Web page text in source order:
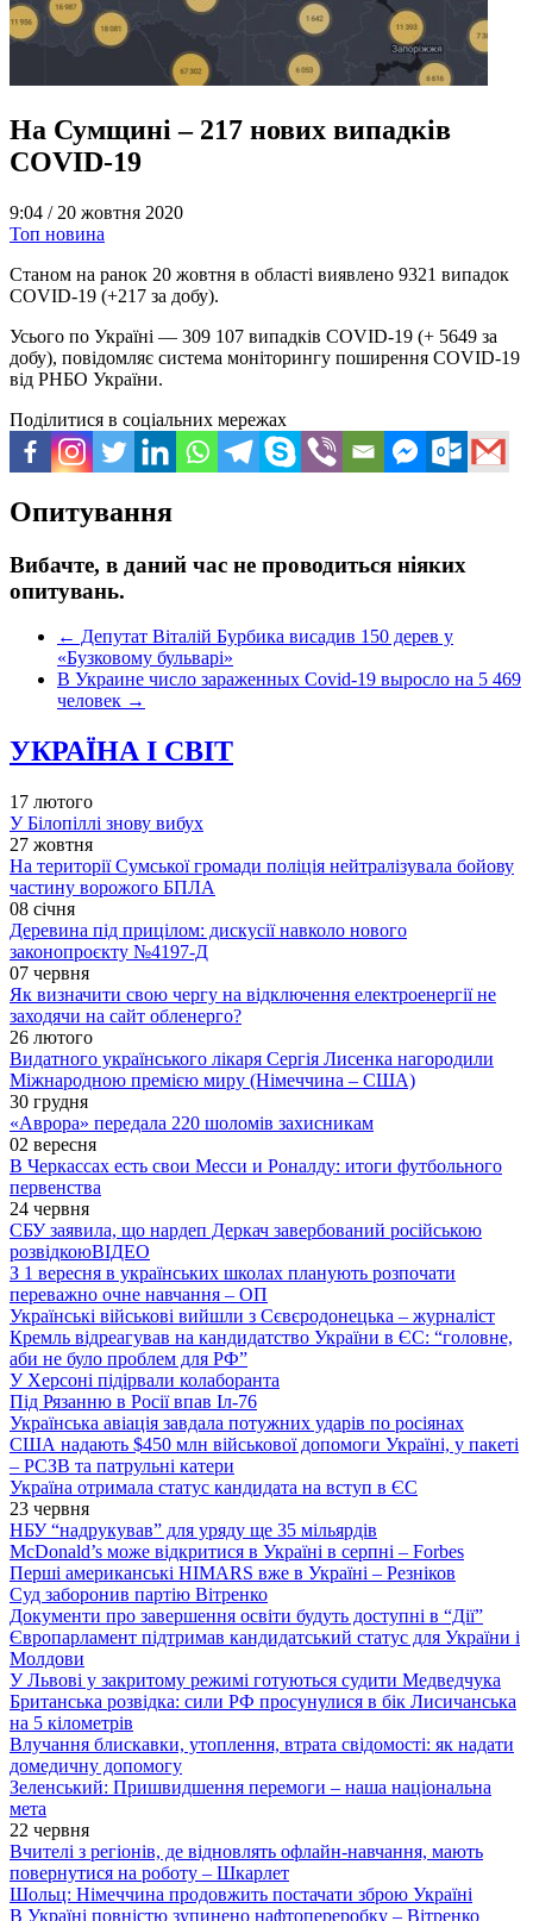
На Сумщині – 217 нових випадків
COVID-19
9:04 / 20 жовтня 2020
Топ новина
Станом на ранок 20 жовтня в області виявлено 9321 випадок
COVID-19 (+217 за добу).
Усього по Україні — 309 107 випадків COVID-19 (+ 5649 за
добу), повідомляє система моніторингу поширення COVID-19
від РНБО України.
Поділитися в соціальних мережах
Опитування
Вибачте, в даний час не проводиться ніяких
опитувань.
← Депутат Віталій Бурбика висадив 150 дерев у
«Бузковому бульварі»
В Украине число зараженных Covid-19 выросло на 5 469
человек →
УКРАЇНА І СВІТ
17 лютого
У Білопіллі знову вибух
27 жовтня
На території Сумської громади поліція нейтралізувала бойову
частину ворожого БПЛА
08 січня
Деревина під прицілом: дискусії навколо нового
законопроєкту №4197-Д
07 червня
Як визначити свою чергу на відключення електроенергії не
заходячи на сайт обленерго?
26 лютого
Видатного українського лікаря Сергія Лисенка нагородили
Міжнародною премією миру (Німеччина – США)
30 грудня
«Аврора» передала 220 шоломів захисникам
02 вересня
В Черкассах есть свои Месси и Роналду: итоги футбольного
первенства
24 червня
СБУ заявила, що нардеп Деркач завербований російською
розвідкоюВІДЕО
З 1 вересня в українських школах планують розпочати
переважно очне навчання – ОП
Українські військові вийшли з Сєвєродонецька – журналіст
Кремль відреагував на кандидатство України в ЄС: “головне,
аби не було проблем для РФ”
У Херсоні підірвали колаборанта
Під Рязанню в Росії впав Іл-76
Українська авіація завдала потужних ударів по росіянах
США надають $450 млн військової допомоги Україні, у пакеті
– РСЗВ та патрульні катери
Україна отримала статус кандидата на вступ в ЄС
23 червня
НБУ “надрукував” для уряду ще 35 мільярдів
McDonald’s може відкритися в Україні в серпні – Forbes
Перші американські HIMARS вже в Україні – Резніков
Суд заборонив партію Вітренко
Документи про завершення освіти будуть доступні в “Дії”
Європарламент підтримав кандидатський статус для України і
Молдови
У Львові у закритому режимі готуються судити Медведчука
Британська розвідка: сили РФ просунулися в бік Лисичанська
на 5 кілометрів
Влучання блискавки, утоплення, втрата свідомості: як надати
домедичну допомогу
Зеленський: Пришвидшення перемоги – наша національна
мета
22 червня
Вчителі з регіонів, де відновлять офлайн-навчання, мають
повернутися на роботу – Шкарлет
Шольц: Німеччина продовжить постачати зброю Україні
В Україні повністю зупинено нафтопереробку – Вітренко